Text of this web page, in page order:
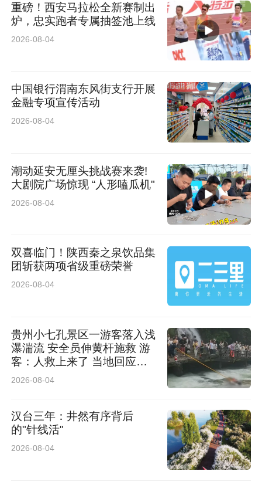
重磅！西安马拉松全新赛制出
炉，忠实跑者专属抽签池上线
2026-08-04
中国银行渭南东风街支行开展
金融专项宣传活动
2026-08-04
潮动延安无厘头挑战赛来袭!
大剧院广场惊现 “人形嗑瓜机"
2026-08-04
双喜临门！陕西秦之泉饮品集
团斩获两项省级重磅荣誉
2026-08-04
贵州小七孔景区一游客落入浅
瀑湍流 安全员伸黄杆施救 游
客：人救上来了 当地回应：
完全按照救援标准，景区跟进
2026-08-04
汉台三年：井然有序背后
的"针线活"
2026-08-04